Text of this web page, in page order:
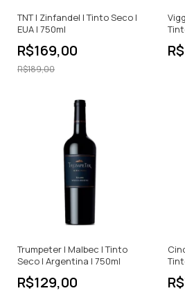
TNT | Zinfandel | Tinto Seco |
EUA | 750ml
R$169,00
R$189,00
Trumpeter | Malbec | Tinto
Seco | Argentina | 750ml
R$129,00